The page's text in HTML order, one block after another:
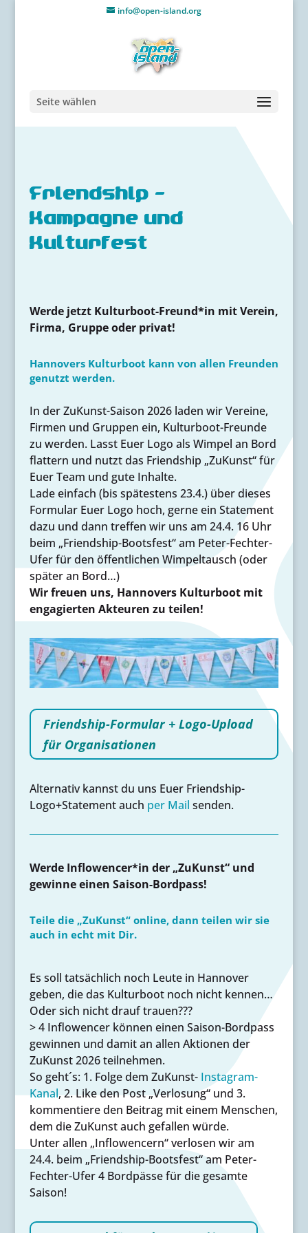
info@open-island.org
Seite wählen
Friendship -
Kampagne und
Kulturfest
Werde jetzt Kulturboot-Freund*in mit Verein,
Firma, Gruppe oder privat!
Hannovers Kulturboot kann von allen Freunden
genutzt werden.
In der ZuKunst-Saison 2026 laden wir Vereine,
Firmen und Gruppen ein, Kulturboot-Freunde
zu werden. Lasst Euer Logo als Wimpel an Bord
flattern und nutzt das Friendship „ZuKunst“ für
Euer Team und gute Inhalte.
Lade einfach (bis spätestens 23.4.) über dieses
Formular Euer Logo hoch, gerne ein Statement
dazu und dann treffen wir uns am 24.4. 16 Uhr
beim „Friendship-Bootsfest“ am Peter-Fechter-
Ufer für den öffentlichen Wimpeltausch (oder
später an Bord…)
Wir freuen uns, Hannovers Kulturboot mit
engagierten Akteuren zu teilen!
Friendship-Formular + Logo-Upload
für Organisationen
Alternativ kannst du uns Euer Friendship-
Logo+Statement auch per Mail senden.
Werde Inflowencer*in der „ZuKunst“ und
gewinne einen Saison-Bordpass!
Teile die „ZuKunst“ online, dann teilen wir sie
auch in echt mit Dir.
Es soll tatsächlich noch Leute in Hannover
geben, die das Kulturboot noch nicht kennen…
Oder sich nicht drauf trauen???
> 4 Inflowencer können einen Saison-Bordpass
gewinnen und damit an allen Aktionen der
ZuKunst 2026 teilnehmen.
So geht´s: 1. Folge dem ZuKunst-Instagram-
Kanal, 2. Like den Post „Verlosung“ und 3.
kommentiere den Beitrag mit einem Menschen,
dem die ZuKunst auch gefallen würde.
Unter allen „Inflowencern“ verlosen wir am
24.4. beim „Friendship-Bootsfest“ am Peter-
Fechter-Ufer 4 Bordpässe für die gesamte
Saison!